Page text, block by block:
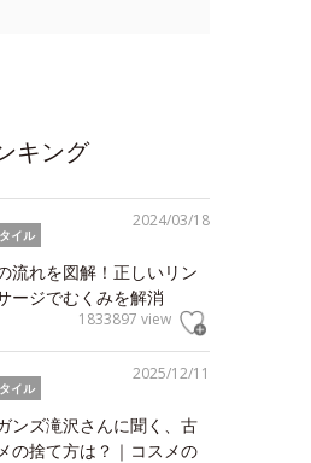
キング
2024/03/18
イル
流れを図解！正しいリン
ージでむくみを解消
1833897 view
2025/12/11
イル
ンズ滝沢さんに聞く、古
の捨て方は？｜コスメの